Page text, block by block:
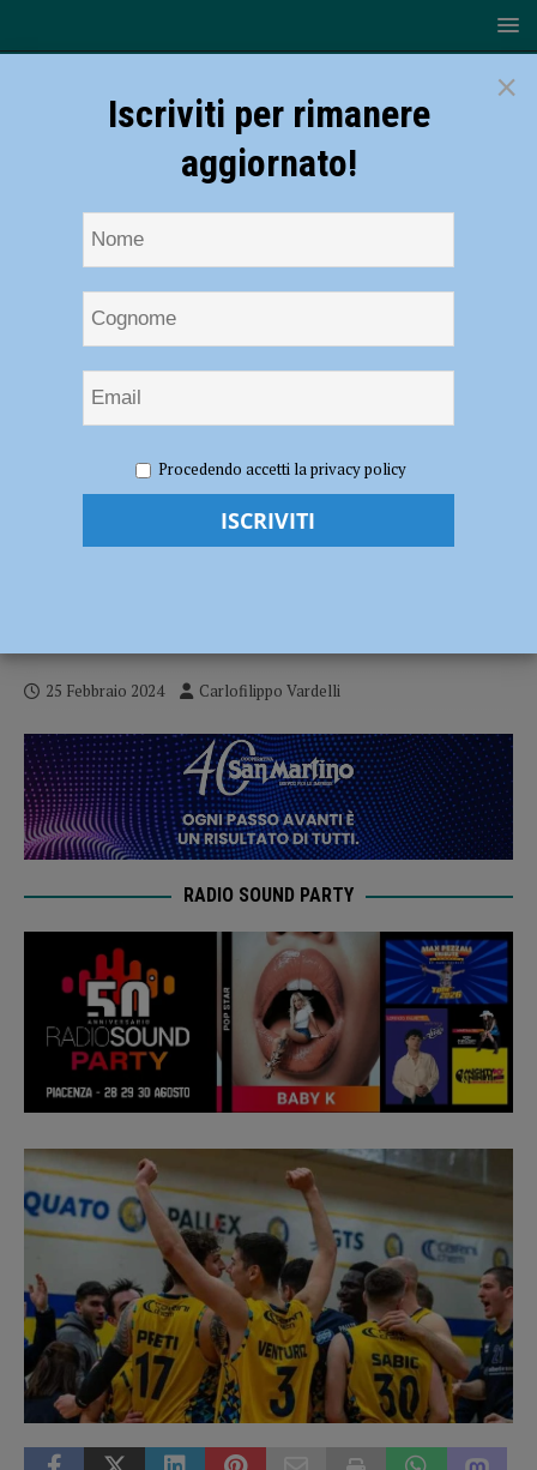
Fiorenzuola Bees superano anche Omegna per 95-85: terza vittoria
consecutiva per i gialloblu
Serie B – I Fiorenzuola Bees superano
25 Febbraio 2024 Carlofilippo Vardelli
RADIO SOUND PARTY
×
Iscriviti per rimanere
aggiornato!
Procedendo accetti la privacy policy